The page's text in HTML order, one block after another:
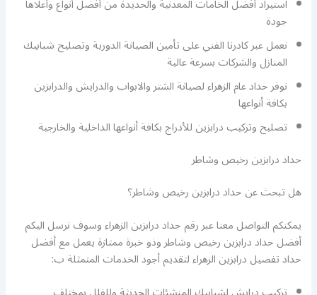
استيراد أفضل الخامات المعدنية والحديدة من أفضل أنواع وأعلاها
جودة
نعمل عبر كادرنا الفني على تأمين الصيانة الدورية وتصليح شبابيك
المنازل والشركات بسرعة عالية
نوفر حداد عام الزهراء لصيانة الشتر والابواب والدرايش والدرابزين
بكافة أنواعها
تصليح وتركيب درابزين للأدراج بكافة أنواعها الداخلية والخارجية
حداد درابزين رخيص وشاطر
هل تبحث عن حداد درابزين رخيص وشاطر؟
يمكنكم التواصل معنا عبر رقم حداد درابزين الزهراء وسوف نرسل اليكم
أفضل حداد درابزين رخيص وشاطر وذو خبرة ممتازة يعمل مع أفضل
حداد تفصيل درابزين الزهراء لتقديم أجود الخدمات المتمثلة ب: